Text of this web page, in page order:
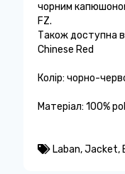
чорним
FZ.
Також доступна
Chinese Red
Колір: чорно-
Матеріал: 100%
Laban,Jacket,